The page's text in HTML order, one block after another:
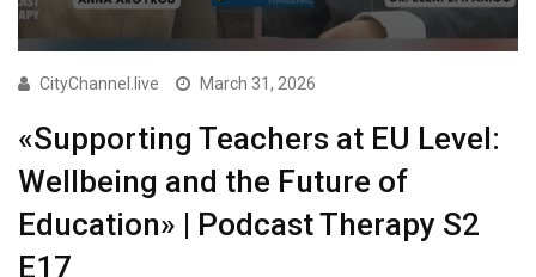
CityChannel.live March 31, 2026
«Supporting Teachers at EU Level:
Wellbeing and the Future of
Education» | Podcast Therapy S2
E17